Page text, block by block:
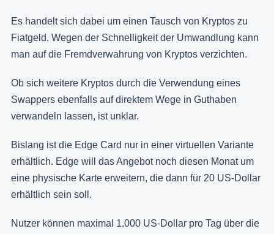
Es handelt sich dabei um einen Tausch von Kryptos zu
Fiatgeld. Wegen der Schnelligkeit der Umwandlung kann
man auf die Fremdverwahrung von Kryptos verzichten.
Ob sich weitere Kryptos durch die Verwendung eines
Swappers ebenfalls auf direktem Wege in Guthaben
verwandeln lassen, ist unklar.
Bislang ist die Edge Card nur in einer virtuellen Variante
erhältlich. Edge will das Angebot noch diesen Monat um
eine physische Karte erweitern, die dann für 20 US-Dollar
erhältlich sein soll.
Nutzer können maximal 1.000 US-Dollar pro Tag über die